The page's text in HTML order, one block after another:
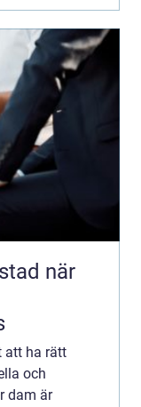
när
att ha rätt
och
dam är